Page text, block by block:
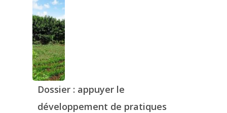
Dossier : appuyer le
développement de pratiques